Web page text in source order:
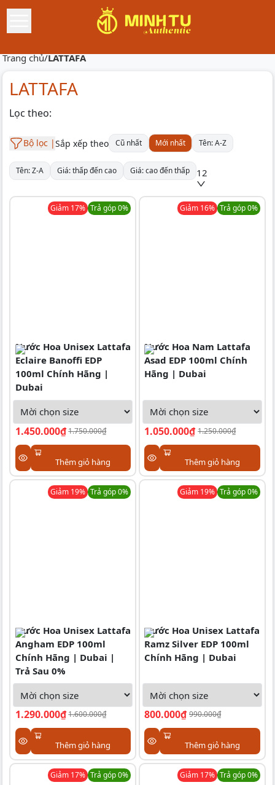
Trang chủ/LATTAFA
LATTAFA
Lọc theo:
Bộ lọc |Sắp xếp theo Cũ nhất Mới nhất Tên: A-Z
Tên: Z-A Giá: thấp đến cao Giá: cao đến thấp 12
Giảm 17% Trả góp 0%
Nước Hoa Unisex Lattafa
Eclaire Banoffi EDP
100ml Chính Hãng |
Dubai
1.450.000₫ 1.750.000₫
Thêm giỏ hàng
Giảm 16% Trả góp 0%
Nước Hoa Nam Lattafa
Asad EDP 100ml Chính
Hãng | Dubai
1.050.000₫ 1.250.000₫
Thêm giỏ hàng
Giảm 19% Trả góp 0%
Nước Hoa Unisex Lattafa
Angham EDP 100ml
Chính Hãng | Dubai |
Trả Sau 0%
1.290.000₫ 1.600.000₫
Thêm giỏ hàng
Giảm 19% Trả góp 0%
Nước Hoa Unisex Lattafa
Ramz Silver EDP 100ml
Chính Hãng | Dubai
800.000₫ 990.000₫
Thêm giỏ hàng
Giảm 17% Trả góp 0% Giảm 17% Trả góp 0%